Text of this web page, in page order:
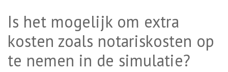
Is het mogelijk om extra
kosten zoals notariskosten op
te nemen in de simulatie?